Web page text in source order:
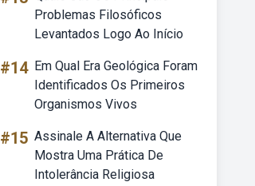
Problemas Filosóficos
Levantados Logo Ao Início
#14 Em Qual Era Geológica Foram
Identificados Os Primeiros
Organismos Vivos
#15 Assinale A Alternativa Que
Mostra Uma Prática De
Intolerância Religiosa